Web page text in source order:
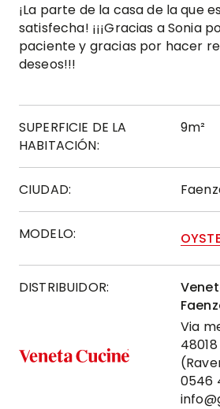
¡La parte de la casa de la que
satisfecha! ¡¡¡Gracias a Sonia
paciente y gracias por hacer
deseos!!!
SUPERFICIE DE LA
HABITACIÓN:
9m²
CIUDAD:
MODELO:
DISTRIBUIDOR:
Via
0546